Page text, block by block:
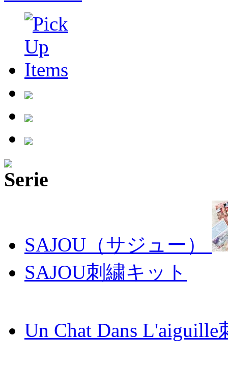
SAJOU（サジュー）
SAJOU刺繍キット
Un Chat Dans